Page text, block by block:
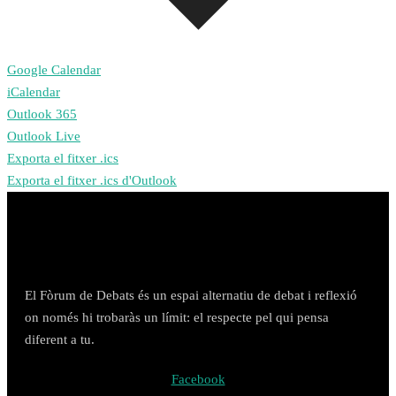
Google Calendar
iCalendar
Outlook 365
Outlook Live
Exporta el fitxer .ics
Exporta el fitxer .ics d'Outlook
El Fòrum de Debats és un espai alternatiu de debat i reflexió
on només hi trobaràs un límit: el respecte pel qui pensa
diferent a tu.
Facebook